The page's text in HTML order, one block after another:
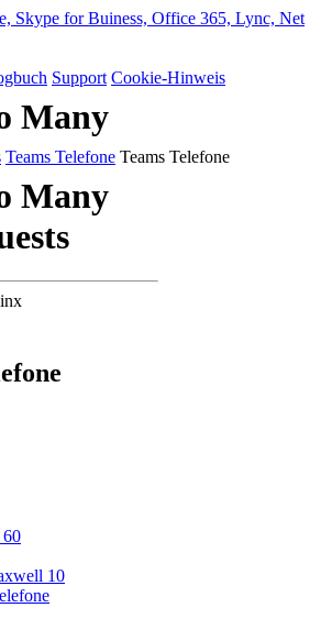
Support Cookie-Hinweis
Teams Telefone Teams Telefone
60
10